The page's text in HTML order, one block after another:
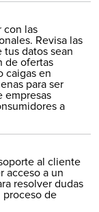
con las
Revisa las
tus datos sean
de ofertas
caigas en
para ser
empresas
a
al cliente
acceso a un
resolver dudas
proceso de